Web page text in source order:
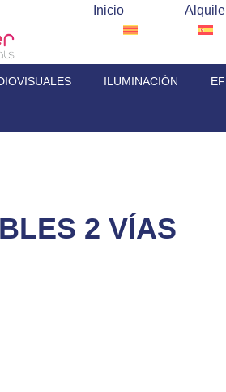
Inicio
ILUMINACIÓN
2 VÍAS